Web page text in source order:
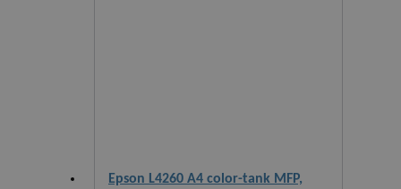
Epson L4260 A4 color-tank MFP,